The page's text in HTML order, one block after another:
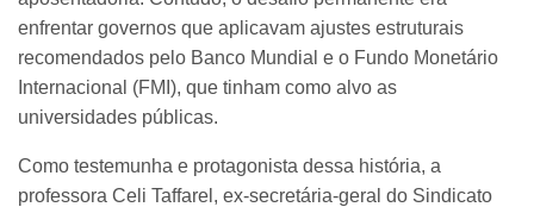
enfrentar governos que aplicavam ajustes estruturais
recomendados pelo Banco Mundial e o Fundo Monetário
Internacional (FMI), que tinham como alvo as
universidades públicas.
Como testemunha e protagonista dessa história, a
professora Celi Taffarel, ex-secretária-geral do Sindicato